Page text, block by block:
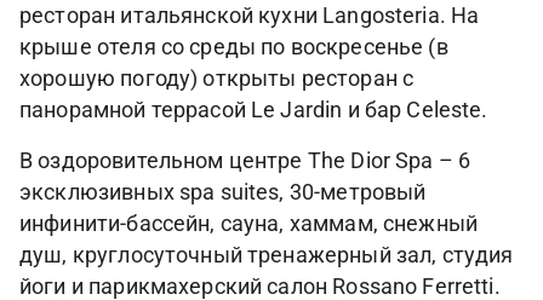
ресторан итальянской кухни Langosteria. На
крыше отеля со среды по воскресенье (в
хорошую погоду) открыты ресторан с
панорамной террасой Le Jardin и бар Celeste.
В оздоровительном центре The Dior Spa – 6
эксклюзивных spa suites, 30-метровый
инфинити-бассейн, сауна, хаммам, снежный
душ, круглосуточный тренажерный зал, студия
йоги и парикмахерский салон Rossano Ferretti.